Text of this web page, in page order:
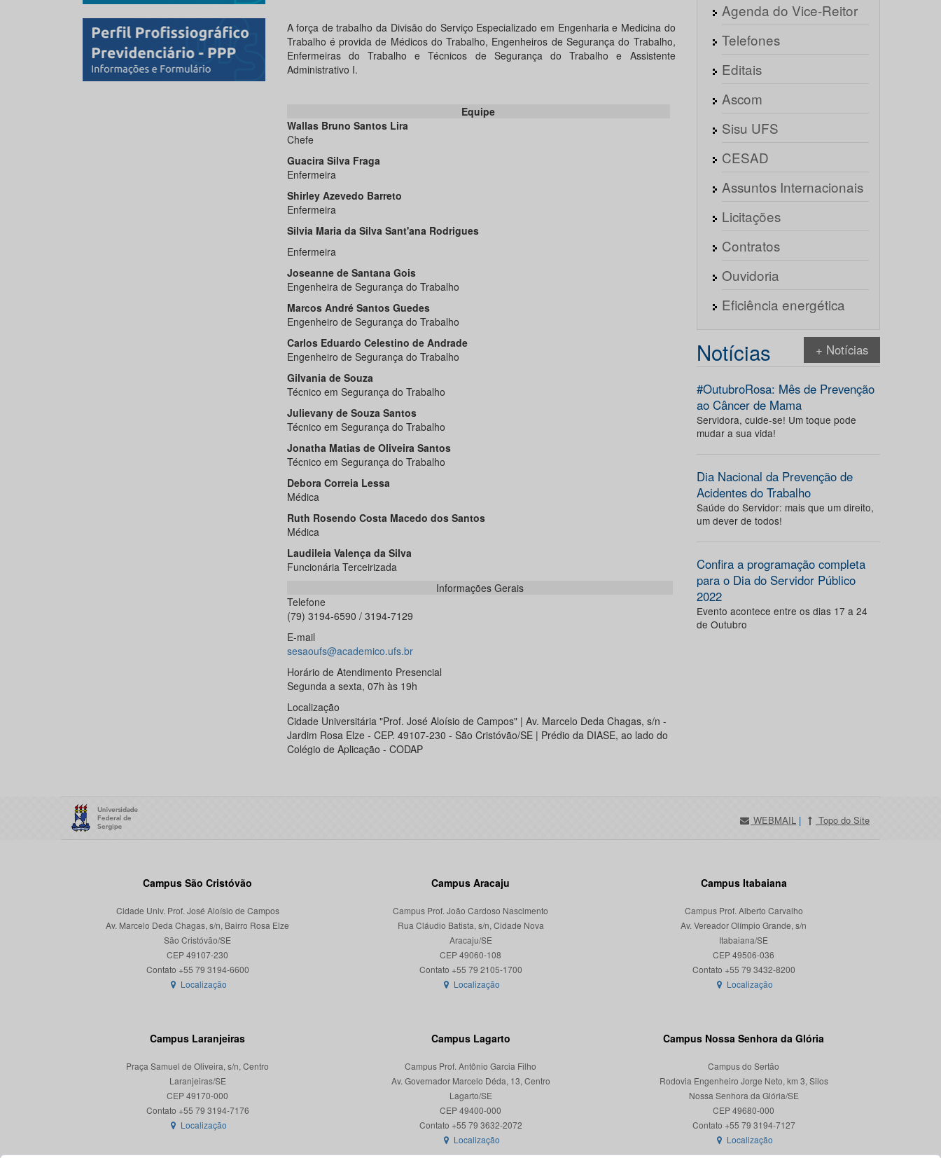
A força de trabalho da Divisão do Serviço Especializado em Engenharia e Medicina do
Trabalho é provida de Médicos do Trabalho, Engenheiros de Segurança do Trabalho,
Enfermeiras do Trabalho e Técnicos de Segurança do Trabalho e Assistente
Administrativo I.
Equipe
Wallas Bruno Santos Lira
Chefe
Guacira Silva Fraga
Enfermeira
Shirley Azevedo Barreto
Enfermeira
Silvia Maria da Silva Sant'ana Rodrigues
Enfermeira
Joseanne de Santana Gois
Engenheira de Segurança do Trabalho
Marcos André Santos Guedes
Engenheiro de Segurança do Trabalho
Carlos Eduardo Celestino de Andrade
Engenheiro de Segurança do Trabalho
Gilvania de Souza
Técnico em Segurança do Trabalho
Julievany de Souza Santos
Técnico em Segurança do Trabalho
Jonatha Matias de Oliveira Santos
Técnico em Segurança do Trabalho
Debora Correia Lessa
Médica
Ruth Rosendo Costa Macedo dos Santos
Médica
Laudileia Valença da Silva
Funcionária Terceirizada
Informações Gerais
Telefone
(79) 3194-6590 / 3194-7129
E-mail
sesaoufs@academico.ufs.br
Horário de Atendimento Presencial
Segunda a sexta, 07h às 19h
Localização
Cidade Universitária "Prof. José Aloísio de Campos" | Av. Marcelo Deda Chagas, s/n -
Jardim Rosa Elze - CEP. 49107-230 - São Cristóvão/SE | Prédio da DIASE, ao lado do
Colégio de Aplicação - CODAP
Agenda do Vice-Reitor
Telefones
Editais
Ascom
Sisu UFS
CESAD
Assuntos Internacionais
Licitações
Contratos
Ouvidoria
Eficiência energética
Notícias + Notícias
#OutubroRosa: Mês de Prevenção
ao Câncer de Mama
Servidora, cuide-se! Um toque pode
mudar a sua vida!
Dia Nacional da Prevenção de
Acidentes do Trabalho
Saúde do Servidor: mais que um direito,
um dever de todos!
Confira a programação completa
para o Dia do Servidor Público
2022
Evento acontece entre os dias 17 a 24
de Outubro
WEBMAIL | Topo do Site
Campus São Cristóvão
Cidade Univ. Prof. José Aloísio de Campos
Av. Marcelo Deda Chagas, s/n, Bairro Rosa Elze
São Cristóvão/SE
CEP 49107-230
Localização
Campus Aracaju
Campus Prof. João Cardoso Nascimento
Rua Cláudio Batista, s/n, Cidade Nova
Aracaju/SE
CEP 49060-108
Localização
Campus Itabaiana
Campus Prof. Alberto Carvalho
Av. Vereador Olímpio Grande, s/n
Itabaiana/SE
CEP 49506-036
Localização
Campus Laranjeiras
Praça Samuel de Oliveira, s/n, Centro
Laranjeiras/SE
CEP 49170-000
Localização
Campus Lagarto
Campus Prof. Antônio Garcia Filho
Av. Governador Marcelo Déda, 13, Centro
Lagarto/SE
CEP 49400-000
Localização
Campus Nossa Senhora da Glória
Campus do Sertão
Rodovia Engenheiro Jorge Neto, km 3, Silos
Nossa Senhora da Glória/SE
CEP 49680-000
Contato +55 79 3194-7127
Localização